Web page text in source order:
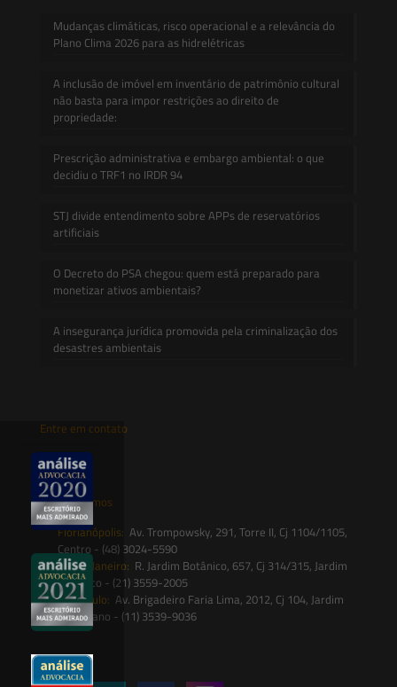
Mudanças climáticas, risco operacional e a relevância do
Plano Clima 2026 para as hidrelétricas
A inclusão de imóvel em inventário de patrimônio cultural
não basta para impor restrições ao direito de
propriedade:
Prescrição administrativa e embargo ambiental: o que
decidiu o TRF1 no IRDR 94
STJ divide entendimento sobre APPs de reservatórios
artificiais
O Decreto do PSA chegou: quem está preparado para
monetizar ativos ambientais?
A insegurança jurídica promovida pela criminalização dos
desastres ambientais
Entre em contato
contato@saesadvogados.com.br
Onde estamos
Florianópolis: Av. Trompowsky, 291, Torre II, Cj 1104/1105,
Centro - (48) 3024-5590
Rio de Janeiro: R. Jardim Botânico, 657, Cj 314/315, Jardim
Botânico - (21) 3559-2005
São Paulo: Av. Brigadeiro Faria Lima, 2012, Cj 104, Jardim
Paulistano - (11) 3539-9036
Siga-nos